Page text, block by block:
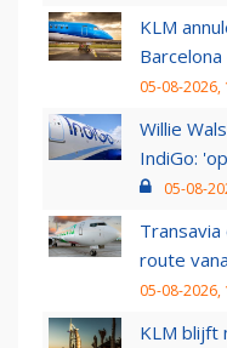
KLM
05-08-2026,
Willie
IndiGo:
05-08-
route
05-08-2026,
KLM blijft